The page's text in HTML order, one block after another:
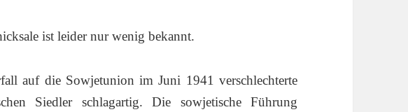
ist leider nur wenig bekannt.
auf die Sowjetunion im Juni 1941 verschlechterte
Siedler schlagartig. Die sowjetische Führung